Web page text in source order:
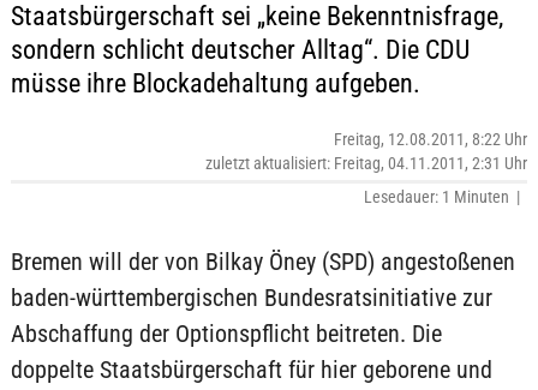
Staatsbürgerschaft sei „keine Bekenntnisfrage,
sondern schlicht deutscher Alltag“. Die CDU
müsse ihre Blockadehaltung aufgeben.
Freitag, 12.08.2011, 8:22 Uhr
zuletzt aktualisiert: Freitag, 04.11.2011, 2:31 Uhr
Lesedauer: 1 Minuten |
Bremen will der von Bilkay Öney (SPD) angestoßenen
baden-württembergischen Bundesratsinitiative zur
Abschaffung der Optionspflicht beitreten. Die
doppelte Staatsbürgerschaft für hier geborene und